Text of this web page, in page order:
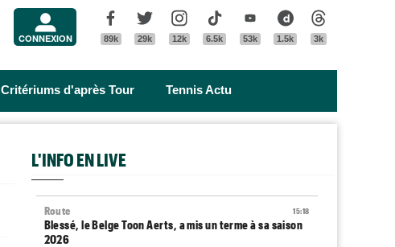
CONNEXION
Facebook
89k
Twitter
29k
Instagram
12k
Tik Tok
6.5k
Youtube
53k
Dailymotion
1.5k 3k
Critériums d'après Tour Tennis Actu
L'INFO EN LIVE
15:18
Route
Blessé, le Belge Toon Aerts, a mis un terme à sa saison
2026